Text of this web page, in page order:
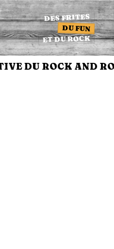
DES FRITES
DU FUN
ET DU ROCK
ROCK AND ROLL